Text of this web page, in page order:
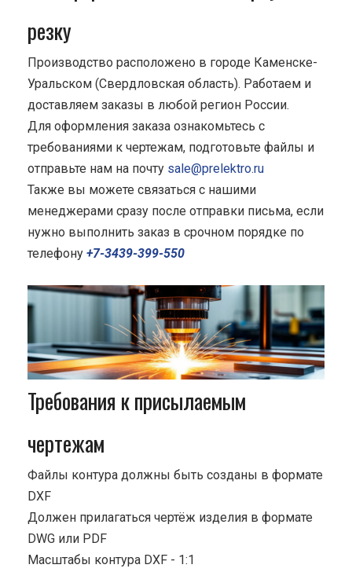
резку
Производство расположено в городе Каменске-
Уральском (Свердловская область). Работаем и
доставляем заказы в любой регион России.
Для оформления заказа ознакомьтесь с
требованиями к чертежам, подготовьте файлы и
отправьте нам на почту sale@prelektro.ru
Также вы можете связаться с нашими
менеджерами сразу после отправки письма, если
нужно выполнить заказ в срочном порядке по
телефону +7-3439-399-550
Требования к присылаемым
чертежам
Файлы контура должны быть созданы в формате
DXF
Должен прилагаться чертёж изделия в формате
DWG или PDF
Масштабы контура DXF - 1:1